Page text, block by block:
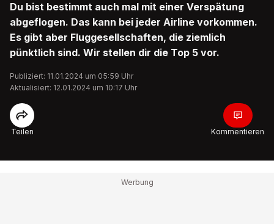
Du bist bestimmt auch mal mit einer Verspätung
abgeflogen. Das kann bei jeder Airline vorkommen.
Es gibt aber Fluggesellschaften, die ziemlich
pünktlich sind. Wir stellen dir die Top 5 vor.
Publiziert: 11.01.2024 um 05:59 Uhr
Aktualisiert: 12.01.2024 um 10:17 Uhr
Teilen Kommentieren